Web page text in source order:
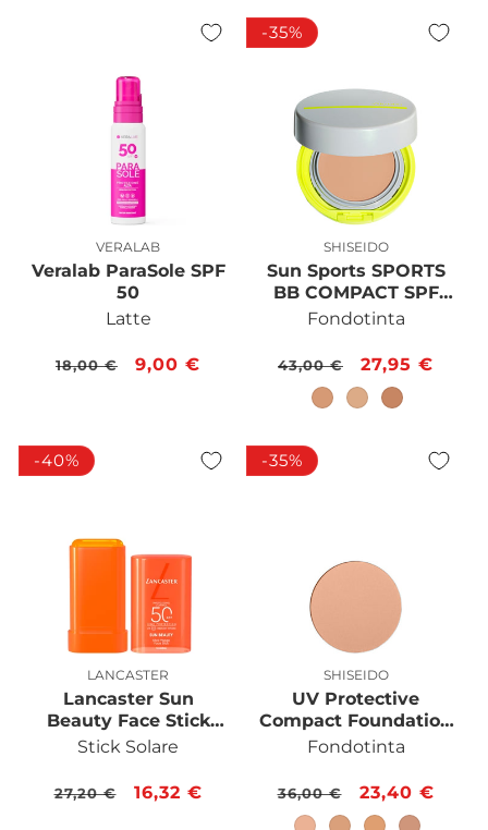
listino
Produttore:
VERALAB
Veralab ParaSole SPF
50
Latte
Prezzo
18,00 €
Prezzo
9,00 €
-35%
Produttore:
SHISEIDO
Sun Sports SPORTS
BB COMPACT SPF
50+
Fondotinta
Prezzo
43,00 €
Prezzo
scontato
27,95 €
-40%
Produttore:
LANCASTER
Lancaster Sun
Beauty Face Stick
SPF50
Stick Solare
Prezzo
27,20 €
Prezzo
16,32 €
-35%
Produttore:
SHISEIDO
UV Protective
Compact Foundation
SPF30 Ricarica
Fondotinta
Prezzo
di
36,00 €
Prezzo
scontato
23,40 €